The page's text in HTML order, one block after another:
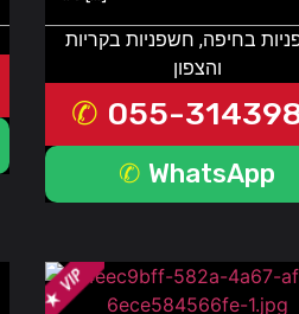
בחיפה, חשפניות בקריות
והצפון
055-
WhatsApp